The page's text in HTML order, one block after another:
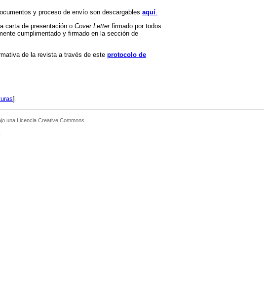
y proceso de envío son descargables aquí
carta de presentación o Cover Letterfirmado por todos
cumplimentado y firmado en la sección de
de la revista a través de este protocolo de
]
una Licencia Creative Commons